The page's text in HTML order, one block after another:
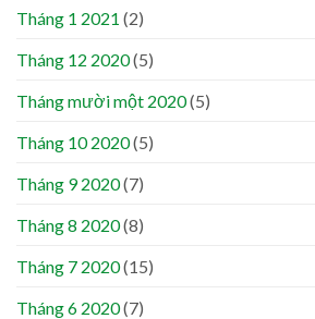
Tháng 1 2021 (2)
Tháng 12 2020(5)
Tháng mười một 2020(5)
Tháng 10 2020(5)
Tháng 9 2020(7)
Tháng 8 2020(8)
Tháng 7 2020(15)
Tháng 6 2020(7)